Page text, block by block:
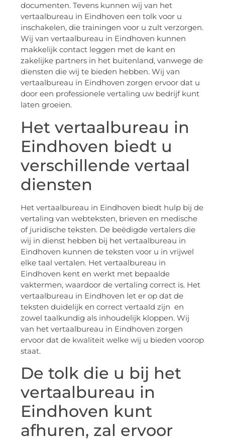
documenten. Tevens kunnen wij van het
vertaalbureau in Eindhoven een tolk voor u
inschakelen, die trainingen voor u zult verzorgen.
Wij van vertaalbureau in Eindhoven kunnen
makkelijk contact leggen met de kant en
zakelijke partners in het buitenland, vanwege de
diensten die wij te bieden hebben. Wij van
vertaalbureau in Eindhoven zorgen ervoor dat u
door een professionele vertaling uw bedrijf kunt
laten groeien.
Het vertaalbureau in
Eindhoven biedt u
verschillende vertaal
diensten
Het vertaalbureau in Eindhoven biedt hulp bij de
vertaling van webteksten, brieven en medische
of juridische teksten. De beëdigde vertalers die
wij in dienst hebben bij het vertaalbureau in
Eindhoven kunnen de teksten voor u in vrijwel
elke taal vertalen. Het vertaalbureau in
Eindhoven kent en werkt met bepaalde
vaktermen, waardoor de vertaling correct is. Het
vertaalbureau in Eindhoven let er op dat de
teksten duidelijk en correct vertaald zijn en
zowel taalkundig als inhoudelijk kloppen. Wij
van het vertaalbureau in Eindhoven zorgen
ervoor dat de kwaliteit welke wij u bieden voorop
staat.
De tolk die u bij het
vertaalbureau in
Eindhoven kunt
afhuren, zal ervoor